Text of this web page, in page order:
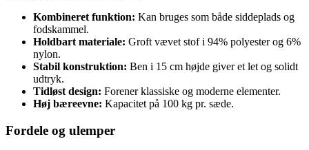
Kombineret funktion: Kan bruges som både siddeplads og
fodskammel.
Holdbart materiale: Groft vævet stof i 94% polyester og 6%
nylon.
Stabil konstruktion: Ben i 15 cm højde giver et let og solidt
udtryk.
Tidløst design: Forener klassiske og moderne elementer.
Høj bæreevne: Kapacitet på 100 kg pr. sæde.
Fordele og ulemper